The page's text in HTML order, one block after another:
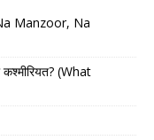
Manzoor, Na
कश्मीरियत? (What